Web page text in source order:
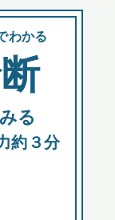
わかる
る
約３分